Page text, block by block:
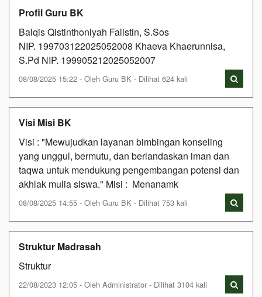
Profil Guru BK
Balqis Qistinthoniyah Falistin, S.Sos
NIP. 199703122025052008 Khaeva Khaerunnisa,
S.Pd NIP. 199905212025052007
08/08/2025 15:22 - Oleh Guru BK - Dilihat 624 kali
Visi Misi BK
Visi : "Mewujudkan layanan bimbingan konseling
yang unggul, bermutu, dan berlandaskan iman dan
taqwa untuk mendukung pengembangan potensi dan
akhlak mulia siswa." Misi : Menanamk
08/08/2025 14:55 - Oleh Guru BK - Dilihat 753 kali
Struktur Madrasah
Struktur
22/08/2023 12:05 - Oleh Administrator - Dilihat 3104 kali